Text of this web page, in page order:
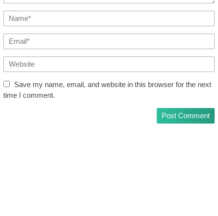
Save my name, email, and website in this browser for the next
time I comment.